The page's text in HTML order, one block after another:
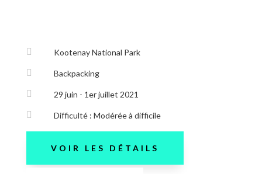
 Kootenay National Park
 Backpacking
 29 juin - 1er juillet 2021
 Difficulté : Modérée à difficile
VOIR LES DÉTAILS